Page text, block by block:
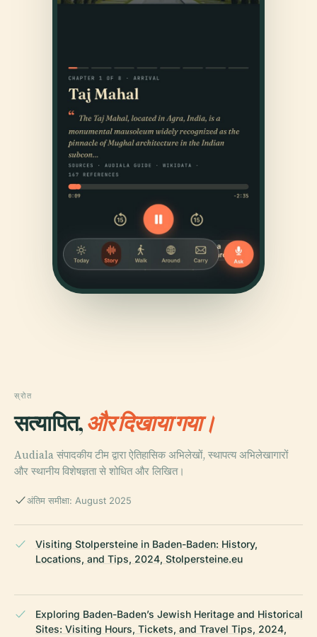
स्रोत
सत्यापित,और दिखाया गया।
Audiala संपादकीय टीम द्वारा ऐतिहासिक अभिलेखों, स्थापत्य अभिलेखागारों
और स्थानीय विशेषज्ञता से शोधित और लिखित।
अंतिम समीक्षा: August 2025
Visiting Stolpersteine in Baden-Baden: History,
Locations, and Tips, 2024, Stolpersteine.eu
Exploring Baden-Baden’s Jewish Heritage and Historical
Sites: Visiting Hours, Tickets, and Travel Tips, 2024,